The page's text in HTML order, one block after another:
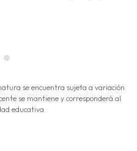
se encuentra sujeta a variación
se mantiene y corresponderá al
educativa.